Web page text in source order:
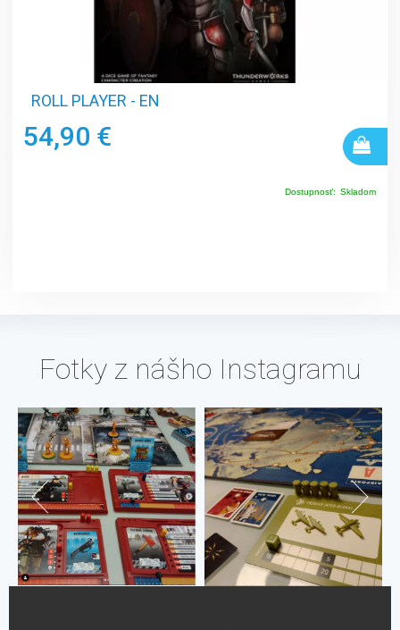
ROLL PLAYER - EN
54,90 €
Dostupnosť: Skladom
Fotky z nášho Instagramu